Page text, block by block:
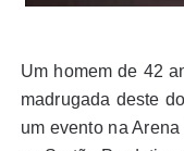
Um homem de 42
madrugada deste
um evento na